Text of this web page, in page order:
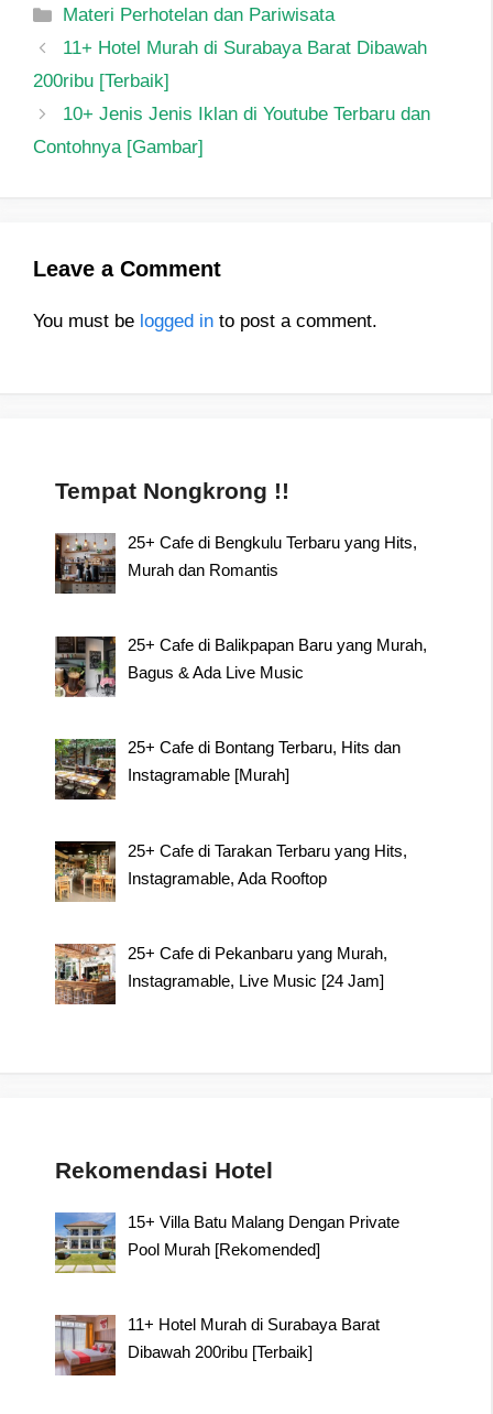
Categories
Materi Perhotelan dan Pariwisata
Post
navigation
11+ Hotel Murah di Surabaya Barat Dibawah
200ribu [Terbaik]
10+ Jenis Jenis Iklan di Youtube Terbaru dan
Contohnya [Gambar]
Leave a Comment
You must be logged in to post a comment.
Tempat Nongkrong !!
25+ Cafe di Bengkulu Terbaru yang Hits,
Murah dan Romantis
25+ Cafe di Balikpapan Baru yang Murah,
Bagus & Ada Live Music
25+ Cafe di Bontang Terbaru, Hits dan
Instagramable [Murah]
25+ Cafe di Tarakan Terbaru yang Hits,
Instagramable, Ada Rooftop
25+ Cafe di Pekanbaru yang Murah,
Instagramable, Live Music [24 Jam]
Rekomendasi Hotel
15+ Villa Batu Malang Dengan Private
Pool Murah [Rekomended]
11+ Hotel Murah di Surabaya Barat
Dibawah 200ribu [Terbaik]